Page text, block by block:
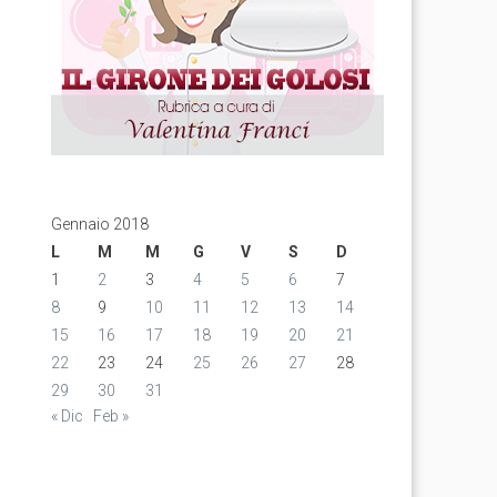
Gennaio 2018
L
M M G V S
D
1
2 3 4 5 6
7
8
9 10 11 12 13
14
15
16 17 18 19 20
21
22
23 24 25 26 27
28
29
30
31
« Dic
Feb »